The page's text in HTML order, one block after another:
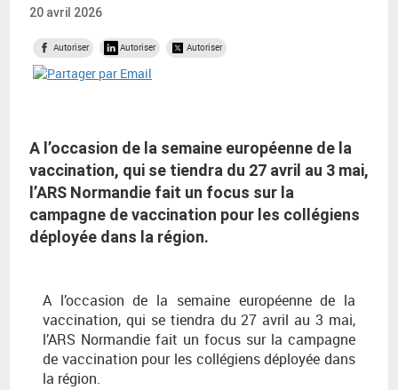
20 avril 2026
Autoriser Autoriser Autoriser
A l’occasion de la semaine européenne de la
vaccination, qui se tiendra du 27 avril au 3 mai,
l’ARS Normandie fait un focus sur la
campagne de vaccination pour les collégiens
déployée dans la région.
A l’occasion de la semaine européenne de la
vaccination, qui se tiendra du 27 avril au 3 mai,
l’ARS Normandie fait un focus sur la campagne
de vaccination pour les collégiens déployée dans
la région.